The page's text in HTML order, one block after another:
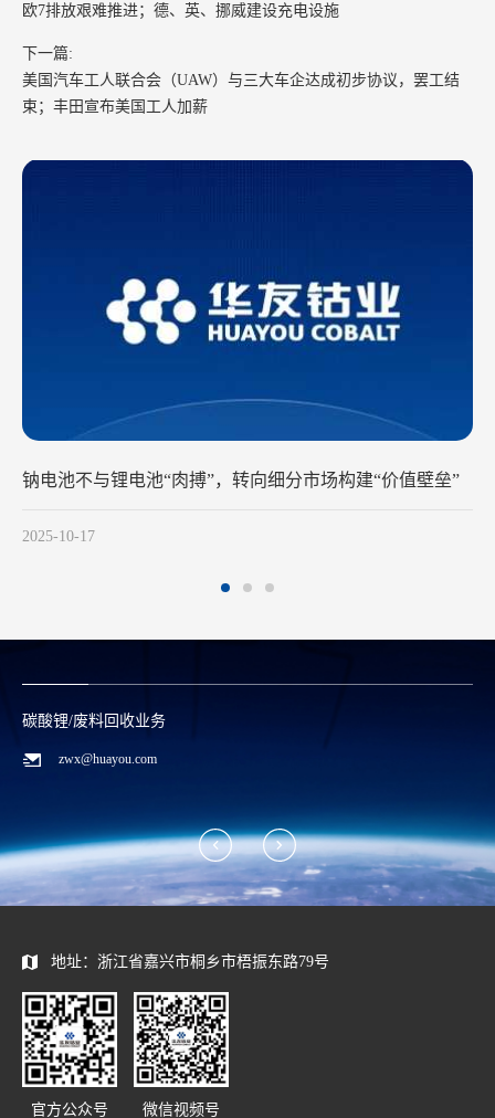
池不与锂电池“肉搏”，转向细分市场构建“价值壁垒”
10-17
欧7排放艰难推进；德、英、挪威建设充电设施
下一篇:
美国汽车工人联合会（UAW）与三大车企达成初步协议，罢工结
束；丰田宣布美国工人加薪
碳酸锂/废料回收业务
zwx@huayou.com
地址：浙江省嘉兴市桐乡市梧振东路79号
官方公众号 微信视频号